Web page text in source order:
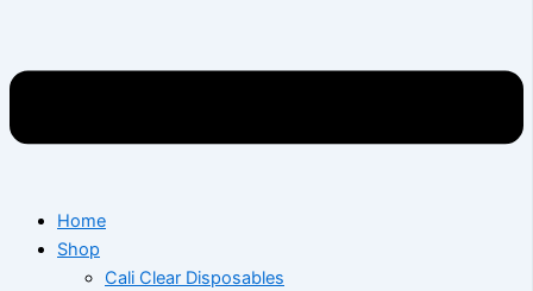
Home
Shop
Cali Clear Disposables